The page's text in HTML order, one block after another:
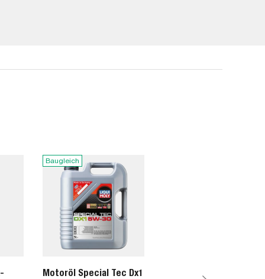
Baugleich
Motoröl Special Tec Dx1